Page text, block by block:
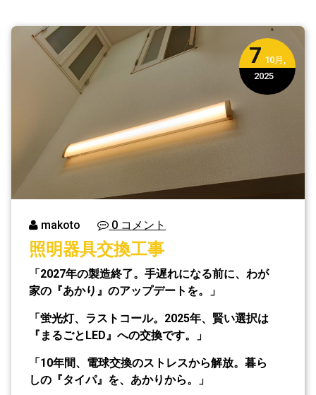
7 10月,
2025
makoto 0 コメント
照明器具交換工事
「2027年の製造終了。手遅れになる前に、わが
家の『あかり』のアップデートを。」
「蛍光灯、ラストコール。2025年、賢い選択は
『まるごとLED』への交換です。」
「10年間、電球交換のストレスから解放。暮ら
しの『タイパ』を、あかりから。」